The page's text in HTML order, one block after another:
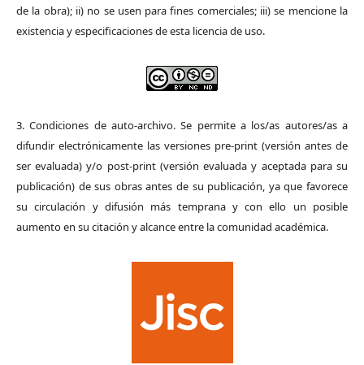
de la obra); ii) no se usen para fines comerciales; iii) se mencione la
existencia y especificaciones de esta licencia de uso.
3. Condiciones de auto-archivo. Se permite a los/as autores/as a
difundir electrónicamente las versiones pre-print (versión antes de
ser evaluada) y/o post-print (versión evaluada y aceptada para su
publicación) de sus obras antes de su publicación, ya que favorece
su circulación y difusión más temprana y con ello un posible
aumento en su citación y alcance entre la comunidad académica.